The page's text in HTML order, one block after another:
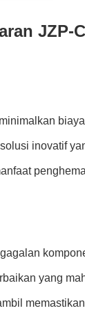
JZP-
inovatif
yang